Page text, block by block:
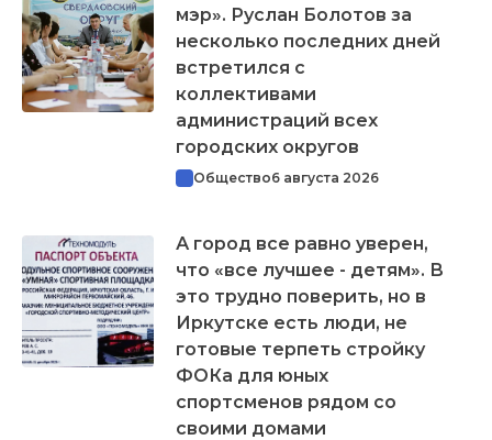
мэр». Руслан Болотов за
несколько последних дней
встретился с
коллективами
администраций всех
городских округов
Общество6 августа 2026
А город все равно уверен,
что «все лучшее - детям». В
это трудно поверить, но в
Иркутске есть люди, не
готовые терпеть стройку
ФОКа для юных
спортсменов рядом со
своими домами